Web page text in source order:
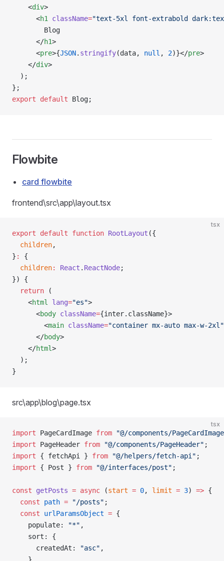
    <
div>
      <
h1 className="text-5xl font-extrabold
        Blog
      </
h1>
      <
pre>{JSON. stringify(data, null , 2)}</pre>
    </
div>
  );
};
export default Blog;
Flowbite
card flowbite
frontend\src\app\layout.tsx
tsx
export default function RootLayout ({
  children
,
} :
{
  children
: React . ReactNode;
}) {
  return
(
    <
html lang="es">
      <
body className={inter.className}>
        <
main className="container mx-auto max-w-2xl"
      </
body>
    </
html>
  );
}
src\app\blog\page.tsx
tsx
import PageCardImage from "@/components/
import PageHeader from "@/components/PageHeader" ;
import { fetchApi } from "@/helpers/fetch-api" ;
import { Post } from "@/interfaces/post" ;
const getPosts = async (start = 0, limit = 3) => {
  const
path = "/posts" ;
  const
urlParamsObject = {
    populate:
"*" ,
    sort: {
      createdAt:
"asc" ,
    },